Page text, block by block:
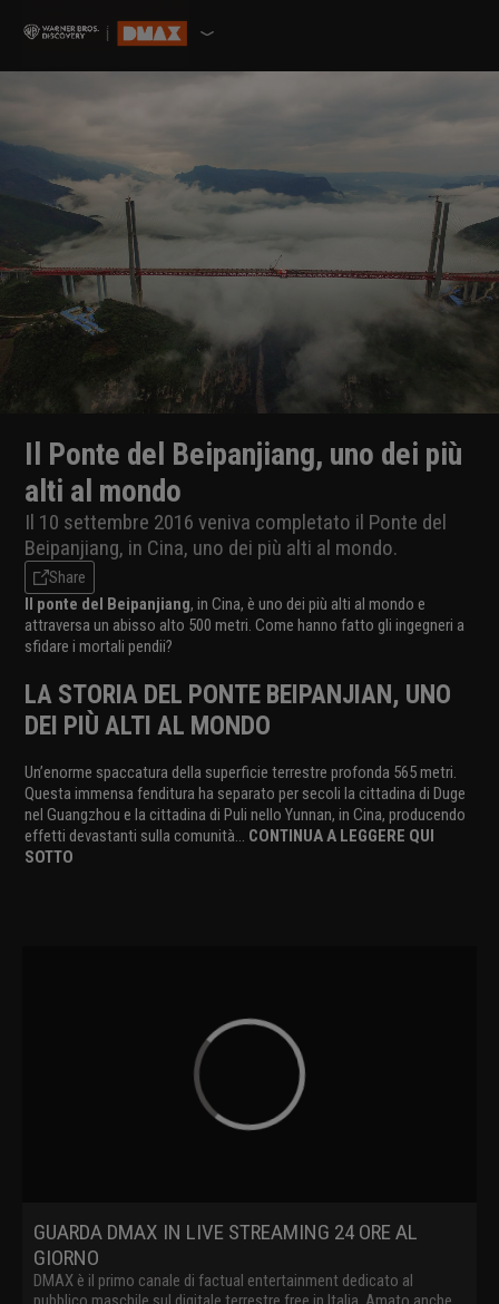
Il Ponte del Beipanjiang, uno dei più
alti al mondo
Il 10 settembre 2016 veniva completato il Ponte del
Beipanjiang, in Cina, uno dei più alti al mondo.
Share
Il ponte del Beipanjiang, in Cina, è uno dei più alti al mondo e
attraversa un abisso alto 500 metri. Come hanno fatto gli ingegneri a
sfidare i mortali pendii?
LA STORIA DEL PONTE BEIPANJIAN, UNO
DEI PIÙ ALTI AL MONDO
Un’enorme spaccatura della superficie terrestre profonda 565 metri.
Questa immensa fenditura ha separato per secoli la cittadina di Duge
nel Guangzhou e la cittadina di Puli nello Yunnan, in Cina, producendo
effetti devastanti sulla comunità... CONTINUA A LEGGERE QUI
SOTTO
GUARDA DMAX IN LIVE STREAMING 24 ORE AL
GIORNO
DMAX è il primo canale di factual entertainment dedicato al